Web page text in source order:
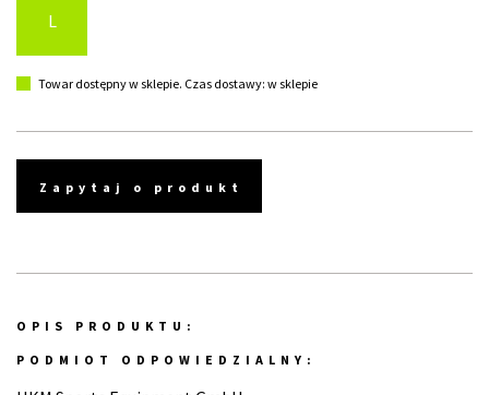
L
Towar dostępny w sklepie. Czas dostawy: w sklepie
Zapytaj o produkt
OPIS PRODUKTU:
PODMIOT ODPOWIEDZIALNY: